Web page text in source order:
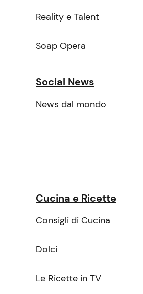
Reality e Talent
Soap Opera
Social News
News dal mondo
Cucina e Ricette
Consigli di Cucina
Dolci
Le Ricette in TV